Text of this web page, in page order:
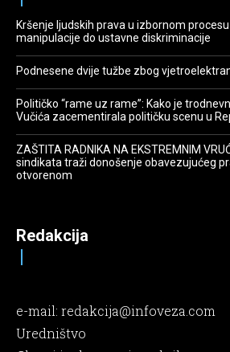
Kršenje ljudskih prava u izbornom procesu
manipulacije do ustavne diskriminacije
Podnesene dvije tužbe zbog
Političko “rame uz rame”: Kako je
Vučića zacementirala političku scenu u
ZAŠTITA RADNIKA NA EKSTREMNIM
sindikata traži donošenje obavezujućeg
otvorenom
Redakcija
e-mail: redakcija@infoveza.com
Uredništvo